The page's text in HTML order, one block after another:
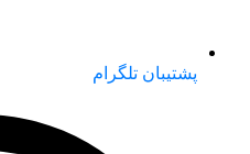
پشتیبان تلگرام